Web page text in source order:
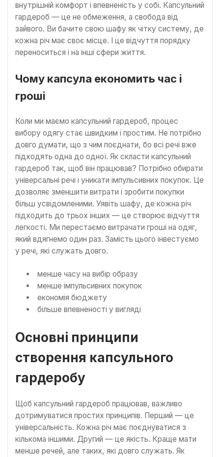
внутрішній комфорт і впевненість у собі. Капсульний
гардероб — це не обмеження, а свобода від
зайвого. Ви бачите свою шафу як чітку систему, де
кожна річ має своє місце. І це відчуття порядку
переноситься і на інші сфери життя.
Чому капсула економить час і
гроші
Коли ми маємо капсульний гардероб, процес
вибору одягу стає швидким і простим. Не потрібно
довго думати, що з чим поєднати, бо всі речі вже
підходять одна до одної. Як скласти капсульний
гардероб так, щоб він працював? Потрібно обирати
універсальні речі і уникати імпульсивних покупок. Це
дозволяє зменшити витрати і зробити покупки
більш усвідомленими. Уявіть шафу, де кожна річ
підходить до трьох інших — це створює відчуття
легкості. Ми перестаємо витрачати гроші на одяг,
який вдягнемо один раз. Замість цього інвестуємо
у речі, які служать довго.
менше часу на вибір образу
менше імпульсивних покупок
економія бюджету
більше впевненості у вигляді
Основні принципи
створення капсульного
гардеробу
Щоб капсульний гардероб працював, важливо
дотримуватися простих принципів. Перший — це
універсальність. Кожна річ має поєднуватися з
кількома іншими. Другий — це якість. Краще мати
менше речей, але таких, які довго служать. Як